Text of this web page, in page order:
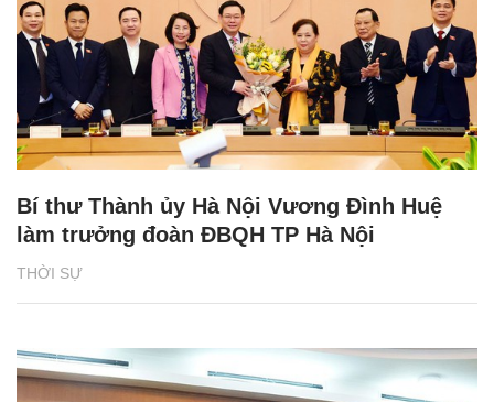
THỜI SỰ
Bí thư Thành ủy Hà Nội Vương Đình Huệ
làm trưởng đoàn ĐBQH TP Hà Nội